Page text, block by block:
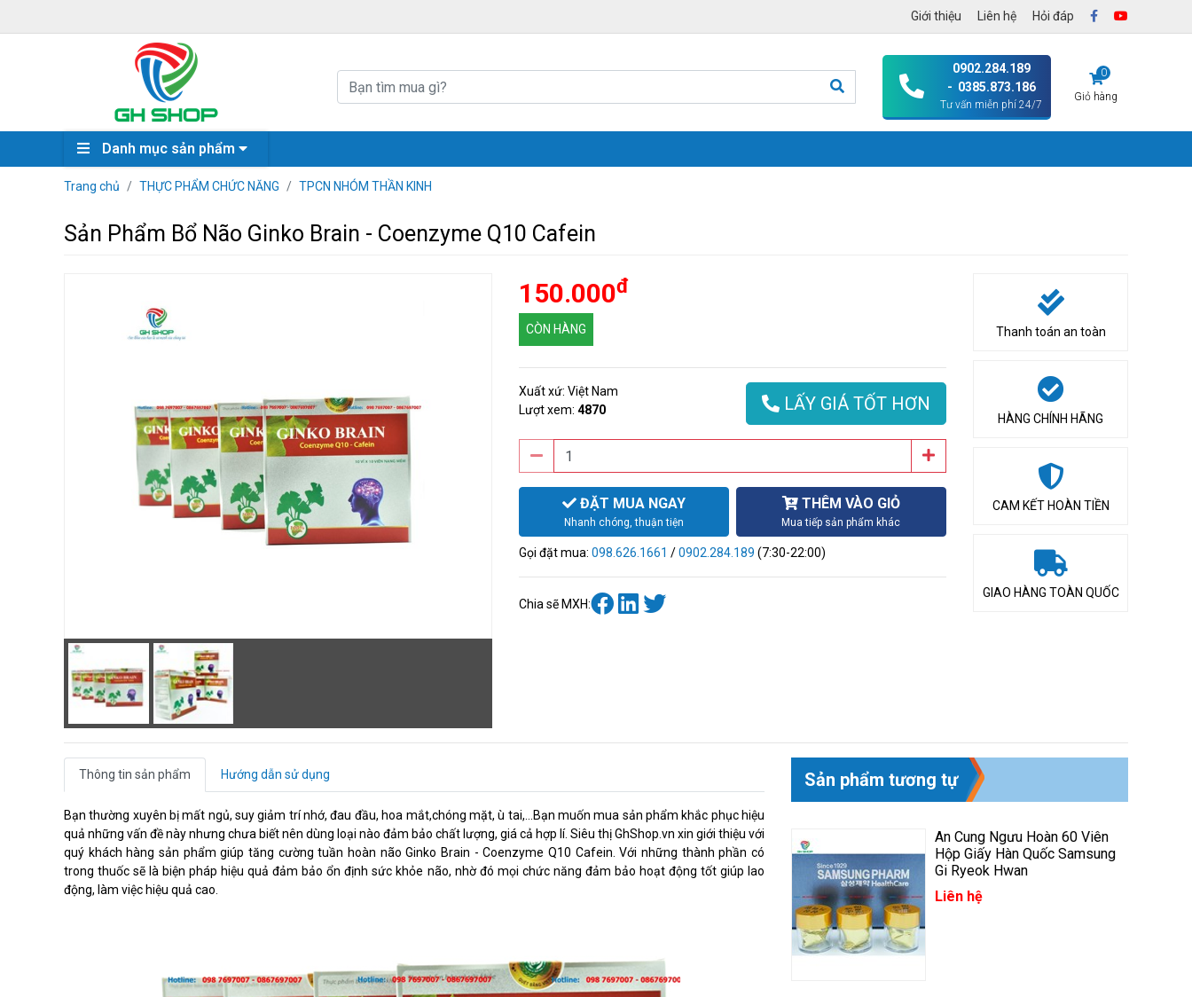
Giới thiệu Liên hệ Hỏi đáp
0902.284.189
- 0385.873.186
Tư vấn miễn phí 24/7
Giỏ hàng
0
Danh mục sản phẩm
Trang chủ THỰC PHẨM CHỨC NĂNG TPCN NHÓM THẦN KINH
Sản Phẩm Bổ Não Ginko Brain - Coenzyme Q10 Cafein
150.000đ
CÒN HÀNG
Xuất xứ: Việt Nam
Lượt xem: 4870 LẤY GIÁ TỐT HƠN
ĐẶT MUA NGAY
Nhanh chóng, thuận tiện
THÊM VÀO GIỎ
Mua tiếp sản phẩm khác
Gọi đặt mua: 098.626.1661 /0902.284.189 (7:30-22:00)
Chia sẽ MXH:
Thanh toán an toàn
HÀNG CHÍNH HÃNG
CAM KẾT HOÀN TIỀN
GIAO HÀNG TOÀN QUỐC
Thông tin sản phẩm Hướng dẫn sử dụng
Bạn thường xuyên bị mất ngủ, suy giảm trí nhớ, đau đầu, hoa mắt,chóng mặt, ù tai,…Bạn muốn mua sản phẩm khắc phục hiệu
quả những vấn đề này nhưng chưa biết nên dùng loại nào đảm bảo chất lượng, giá cả hợp lí. Siêu thị GhShop.vn xin giới thiệu với
quý khách hàng sản phẩm giúp tăng cường tuần hoàn não Ginko Brain - Coenzyme Q10 Cafein. Với những thành phần có
trong thuốc sẽ là biện pháp hiệu quả đảm bảo ổn định sức khỏe não, nhờ đó mọi chức năng đảm bảo hoạt động tốt giúp lao
động, làm việc hiệu quả cao.
Sản phẩm tương tự
An Cung Ngưu Hoàn 60 Viên
Hộp Giấy Hàn Quốc Samsung
Gi Ryeok Hwan
Liên hệ